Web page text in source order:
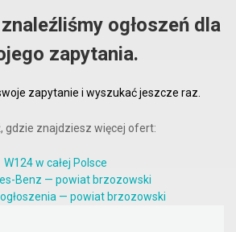
ogłoszeń dla
zapytania.
zapytanie i wyszukać jeszcze raz.
gdzie znajdziesz więcej ofert:
W124 w całej Polsce
Benz — powiat brzozowski
— powiat brzozowski